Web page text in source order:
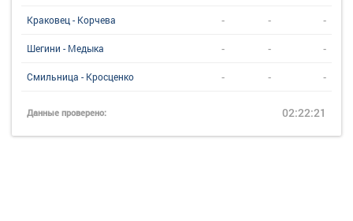
Краковец - Корчева - - -
Шегини - Медыка - - -
Смильница - Кросценко - - -
Данные проверено: 02:22:21